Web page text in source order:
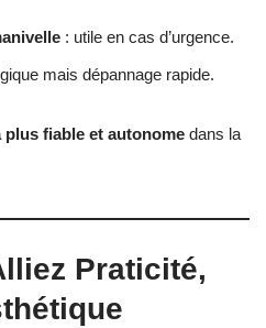
: utile en cas d’urgence.
mais dépannage rapide.
fiable et autonome dans la
Praticité,